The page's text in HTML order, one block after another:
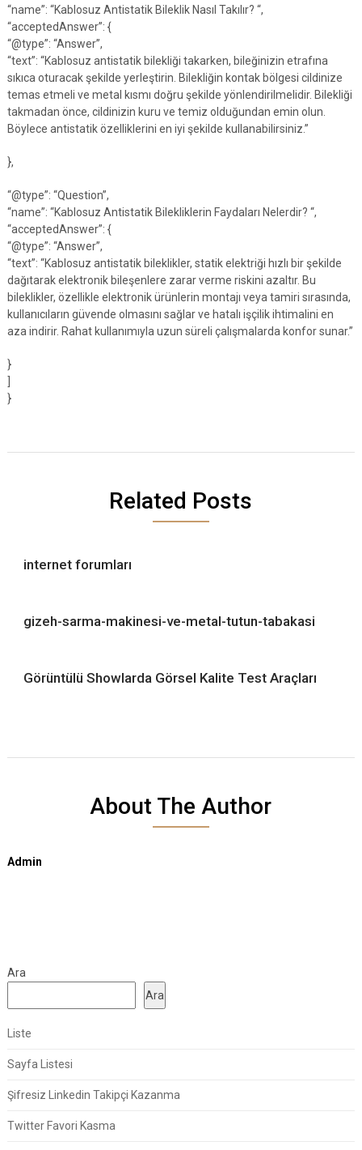
“name”: “Kablosuz Antistatik Bileklik Nasıl Takılır? “,
“acceptedAnswer”: {
“@type”: “Answer”,
“text”: “Kablosuz antistatik bilekliği takarken, bileğinizin etrafına
sıkıca oturacak şekilde yerleştirin. Bilekliğin kontak bölgesi cildinize
temas etmeli ve metal kısmı doğru şekilde yönlendirilmelidir. Bilekliği
takmadan önce, cildinizin kuru ve temiz olduğundan emin olun.
Böylece antistatik özelliklerini en iyi şekilde kullanabilirsiniz.”
},
“@type”: “Question”,
“name”: “Kablosuz Antistatik Bilekliklerin Faydaları Nelerdir? “,
“acceptedAnswer”: {
“@type”: “Answer”,
“text”: “Kablosuz antistatik bileklikler, statik elektriği hızlı bir şekilde
dağıtarak elektronik bileşenlere zarar verme riskini azaltır. Bu
bileklikler, özellikle elektronik ürünlerin montajı veya tamiri sırasında,
kullanıcıların güvende olmasını sağlar ve hatalı işçilik ihtimalini en
aza indirir. Rahat kullanımıyla uzun süreli çalışmalarda konfor sunar.”
}
}
Related Posts
internet forumları
gizeh-sarma-makinesi-ve-metal-tutun-tabakasi
Görüntülü Showlarda Görsel Kalite Test Araçları
About The Author
Admin
Ara
Ara
Liste
Sayfa Listesi
Şifresiz Linkedin Takipçi Kazanma
Twitter Favori Kasma